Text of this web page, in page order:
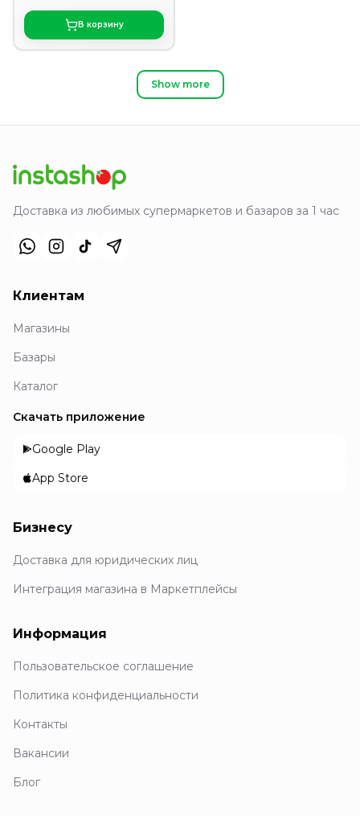
В корзину
Show more
Доставка из любимых супермаркетов и базаров за 1 час
Клиентам
Магазины
Базары
Каталог
Скачать приложение
Google Play
App Store
Бизнесу
Доставка для юридических лиц
Интеграция магазина в Маркетплейсы
Информация
Пользовательское соглашение
Политика конфиденциальности
Контакты
Вакансии
Блог